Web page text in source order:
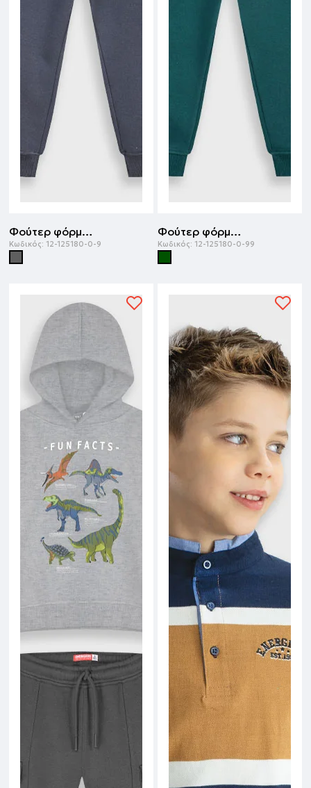
Φούτερ φόρμα με τύπωμα | ΑΝΘΡΑΚΙ
Κωδικός: 12-125180-0-9
Φούτερ φόρμα με τύπωμα | ΚΥΠΑΡΙΣΣΙ
Κωδικός: 12-125180-0-99